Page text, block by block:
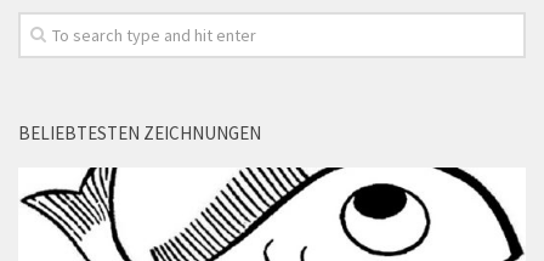
BELIEBTESTEN ZEICHNUNGEN